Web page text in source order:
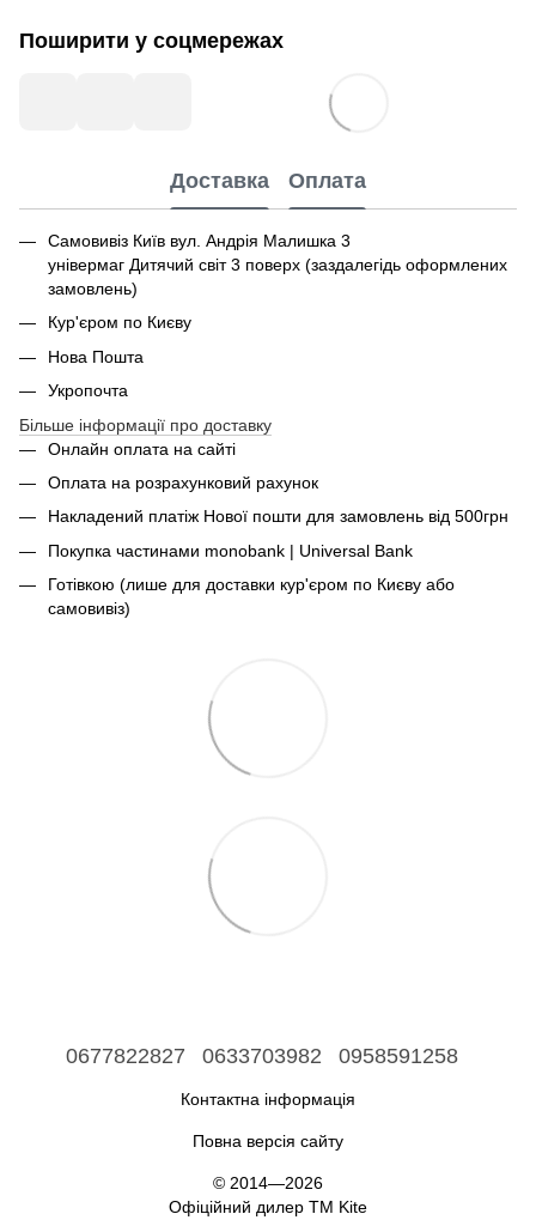
Поширити у соцмережах
Доставка Оплата
Самовивіз Київ вул. Андрія Малишка 3
універмаг Дитячий світ 3 поверх (заздалегідь оформлених
замовлень)
Кур'єром по Києву
Нова Пошта
Укропочта
Більше інформації про доставку
Онлайн оплата на сайті
Оплата на розрахунковий рахунок
Накладений платіж Нової пошти для замовлень від 500грн
Покупка частинами monobank | Universal Bank
Готівкою (лише для доставки кур'єром по Києву або
самовивіз)
0677822827 0633703982 0958591258
Контактна інформація
Повна версія сайту
© 2014—2026
Офіційний дилер ТМ Kite